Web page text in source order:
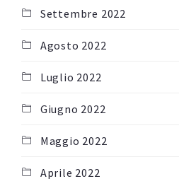
Settembre 2022
Agosto 2022
Luglio 2022
Giugno 2022
Maggio 2022
Aprile 2022